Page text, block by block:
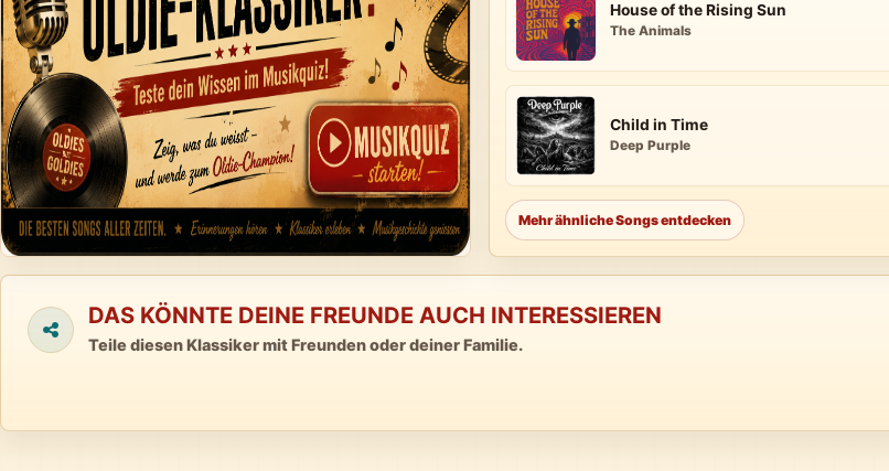
House of the Rising Sun
The Animals
Child in Time
Deep Purple
Mehr ähnliche Songs entdecken
DAS KÖNNTE DEINE FREUNDE AUCH INTERESSIEREN
Teile diesen Klassiker mit Freunden oder deiner Familie.